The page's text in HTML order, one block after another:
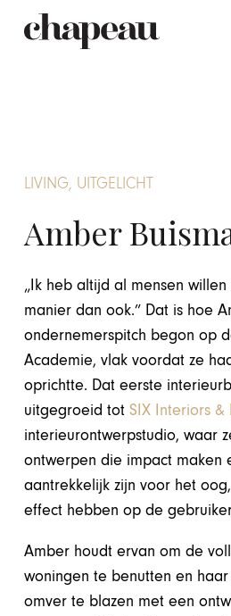
LIVING, UITGELICHT
Amber
„Ik heb altijd al mensen
manier dan ook.” Dat is hoe
ondernemerspitch begon op
Academie, vlak voordat ze
oprichtte. Dat eerste
uitgegroeid tot SIX Interiors &
interieurontwerpstudio, waar
ontwerpen die impact maken
aantrekkelijk zijn voor het
effect hebben op de
Amber houdt ervan om de
woningen te benutten en
omver te blazen met een